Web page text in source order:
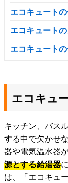
エコキュート
エコキュート
エコキュート
エコキュ
キッチン、バス
する中で欠かせ
器や電気温水器
源とする給湯器
は、「エコキュ